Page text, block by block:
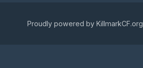
Proudly powered by KillmarkCF.org